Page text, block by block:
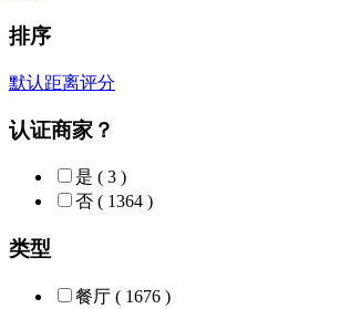
排序
默认距离评分
认证商家？
是 ( 3 )
否 ( 1364 )
类型
餐厅 ( 1676 )